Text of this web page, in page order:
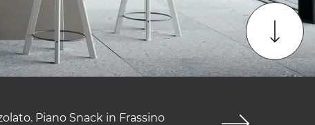
Piano Snack in Frassino